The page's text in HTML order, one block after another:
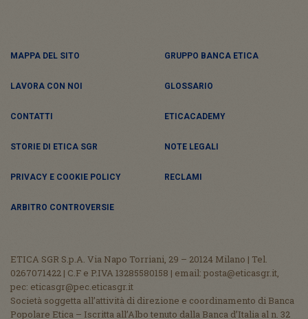
MAPPA DEL SITO GRUPPO BANCA ETICA
LAVORA CON NOI GLOSSARIO
CONTATTI ETICACADEMY
STORIE DI ETICA SGR NOTE LEGALI
PRIVACY E COOKIE POLICY RECLAMI
ARBITRO CONTROVERSIE
ETICA SGR S.p.A. Via Napo Torriani, 29 – 20124 Milano | Tel.
0267071422 | C.F e P.IVA 13285580158 | email: posta@eticasgr.it,
pec: eticasgr@pec.eticasgr.it
Società soggetta all’attività di direzione e coordinamento di Banca
Popolare Etica – Iscritta all’Albo tenuto dalla Banca d’Italia al n. 32